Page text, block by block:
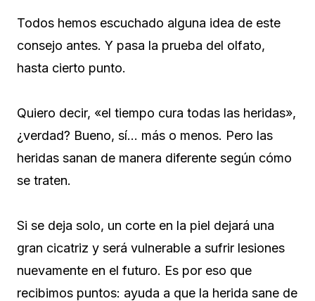
Todos hemos escuchado alguna idea de este
consejo antes. Y pasa la prueba del olfato,
hasta cierto punto.
Quiero decir, «el tiempo cura todas las heridas»,
¿verdad? Bueno, sí… más o menos. Pero las
heridas sanan de manera diferente según cómo
se traten.
Si se deja solo, un corte en la piel dejará una
gran cicatriz y será vulnerable a sufrir lesiones
nuevamente en el futuro. Es por eso que
recibimos puntos: ayuda a que la herida sane de